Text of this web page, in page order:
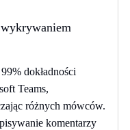
dokładności
Teams,
różnych mówców.
komentarzy